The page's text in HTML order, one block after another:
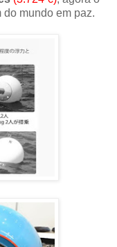
mundo em paz.